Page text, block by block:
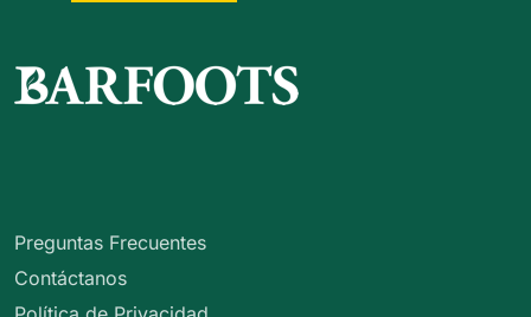
Preguntas Frecuentes
Contáctanos